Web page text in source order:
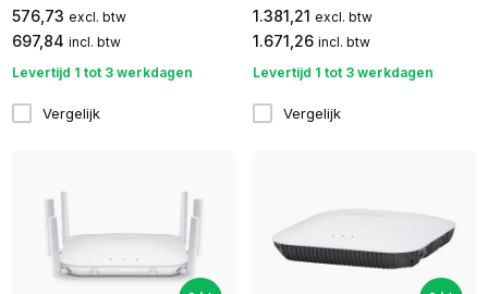
576,73 excl. btw
697,84 incl. btw
Levertijd 1 tot 3 werkdagen
Vergelijk
1.381,21 excl. btw
1.671,26 incl. btw
Levertijd 1 tot 3 werkdagen
Vergelijk